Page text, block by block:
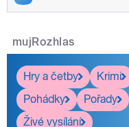
mujRozhlas
Hry a četby
Krimi
Pohádky
Pořady
Živé vysílání